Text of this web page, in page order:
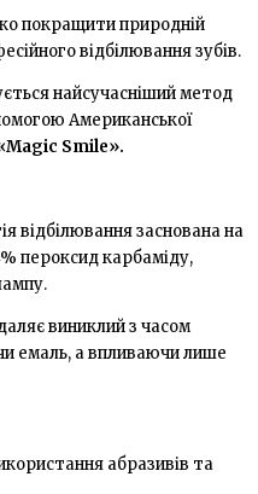
покращити природній
відбілювання зубів.
найсучасніший метод
Американської
Smile».
відбілювання заснована на
пероксид карбаміду,
виниклий з часом
емаль, а впливаючи лише
абразивів та